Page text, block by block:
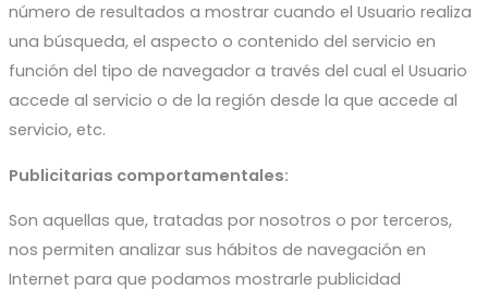
número de resultados a mostrar cuando el Usuario realiza
una búsqueda, el aspecto o contenido del servicio en
función del tipo de navegador a través del cual el Usuario
accede al servicio o de la región desde la que accede al
servicio, etc.
Publicitarias comportamentales:
Son aquellas que, tratadas por nosotros o por terceros,
nos permiten analizar sus hábitos de navegación en
Internet para que podamos mostrarle publicidad